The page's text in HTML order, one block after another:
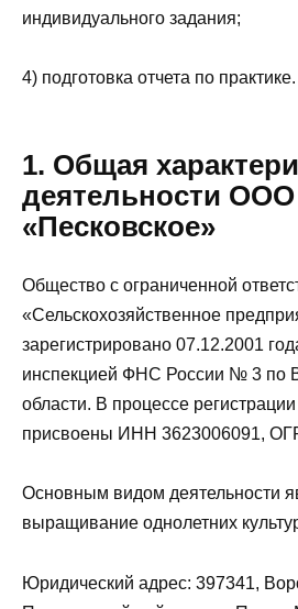
индивидуального задания;
4) подготовка отчета по практике.
1. Общая
деятельности
«Песковское»
Общество с ограниченной
«Сельскохозяйственное
зарегистрировано 07.12.2001
инспекцией ФНС России № 3 по
области. В процессе
присвоены ИНН 3623006091,
Основным видом деятельности
выращивание однолетних
Юридический адрес: 397341,